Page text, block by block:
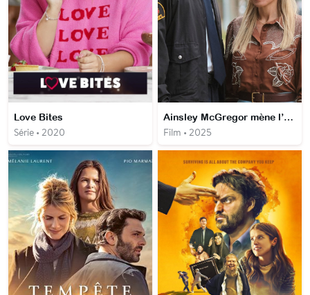
Love Bites
Série • 2020
Ainsley McGregor mène l’enquête : l’Affaire de l’Horloger
Film • 2025